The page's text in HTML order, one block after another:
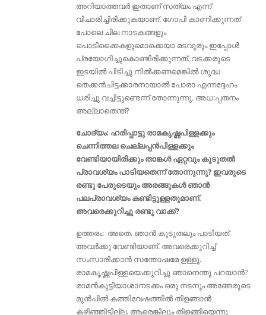
അറിയാത്തവര്‍ ഇതാണ് സത്യം എന്ന്
വിചാരിച്ചിരിക്കുകയാണ്. ഗോപി കാണിക്കുന്നത്
പോലെ ചില നാടകങ്ങളും
പൊടിക്കൈകളുമൊക്കെയാ മടവൂരും ഇപ്പോൾ
പ്രയോഗിച്ചുകൊണ്ടിരിക്കുന്നത്. വടക്കരുടെ
ഇടയില്‍ പിടിച്ചു നില്‍ക്കണമെങ്കില്‍ ശുദ്ധ
തെക്കന്‍ചിട്ടക്കാരനായാല്‍ പോരാ എന്നദ്ദേഹം
ധരിച്ചു വച്ചിട്ടുണ്ടെന്ന് തോന്നുന്നു. അധ:പ്പതനം
അല്ലാതെന്ത്?
ചോദ്യം: ഹരിപ്പാട്ടു രാമകൃഷ്ണപിള്ളക്കും
ചെന്നിത്തല ചെല്ലപ്പൻപിള്ളക്കും
വേണ്ടിയായിരിക്കും താങ്കൾ ഏറ്റവും കൂടുതൽ
പ്രാവശ്യം പാടിയതെന്ന് തോന്നുന്നു? ഇവരുടെ
രണ്ടു പേരുടെയും അരങ്ങുകൾ ഞാൻ
പലപ്രാവശ്യം കണ്ടിട്ടുള്ളതുമാണ്.
അവരെക്കുറിച്ചു രണ്ടു വാക്ക്?
ഉത്തരം: അതെ. ഞാൻ കൂടുതലും പാടിയത്
അവർക്കു വേണ്ടിയാണ്. അവരെക്കുറിച്ച്
സംസാരിക്കാൻ സന്തോഷമേ ഉള്ളൂ.
രാമകൃഷ്ണപിള്ളയെക്കുറിച്ചു ഞാനെന്തു പറയാൻ?
രാമന്‍കുട്ടിയാശാനടക്കം ഒരു നടനും അങ്ങേരുടെ
മുന്‍പില്‍ കത്തിവേഷത്തിൽ തിളങ്ങാന്‍
കഴിഞ്ഞിട്ടില്ല. ആരെങ്കിലും തിളങ്ങിയെന്നു